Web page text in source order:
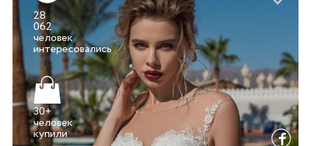
28
062
человек
интересовались
30+
человек
купили